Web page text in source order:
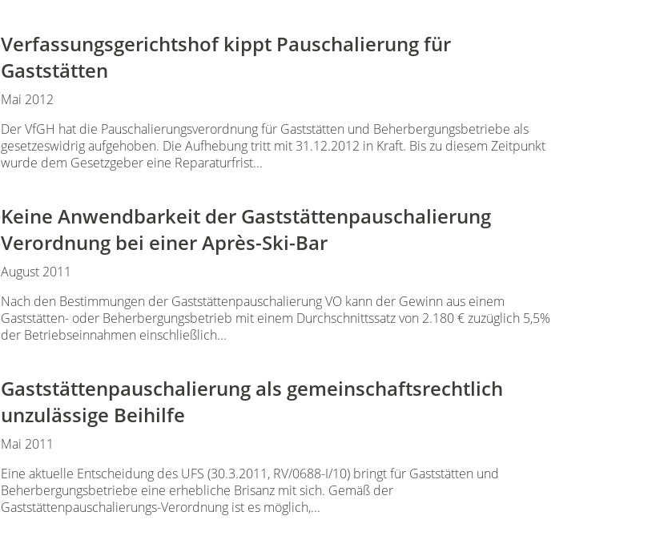
Verfassungsgerichtshof kippt Pauschalierung für
Gaststätten
Mai 2012
Der VfGH hat die Pauschalierungsverordnung für Gaststätten und Beherbergungsbetriebe als
gesetzeswidrig aufgehoben. Die Aufhebung tritt mit 31.12.2012 in Kraft. Bis zu diesem Zeitpunkt
wurde dem Gesetzgeber eine Reparaturfrist...
Keine Anwendbarkeit der Gaststättenpauschalierung
Verordnung bei einer Après-Ski-Bar
August 2011
Nach den Bestimmungen der Gaststättenpauschalierung VO kann der Gewinn aus einem
Gaststätten- oder Beherbergungsbetrieb mit einem Durchschnittssatz von 2.180 € zuzüglich 5,5%
der Betriebseinnahmen einschließlich...
Gaststättenpauschalierung als gemeinschaftsrechtlich
unzulässige Beihilfe
Mai 2011
Eine aktuelle Entscheidung des UFS (30.3.2011, RV/0688-I/10) bringt für Gaststätten und
Beherbergungsbetriebe eine erhebliche Brisanz mit sich. Gemäß der
Gaststättenpauschalierungs-Verordnung ist es möglich,...